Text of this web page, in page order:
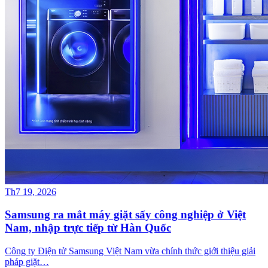
Th7 19, 2026
Samsung ra mắt máy giặt sấy công nghiệp ở Việt
Nam, nhập trực tiếp từ Hàn Quốc
Công ty Điện tử Samsung Việt Nam vừa chính thức giới thiệu giải
pháp giặt…